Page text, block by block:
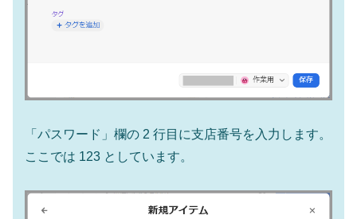
「パスワード」欄の 2 行目に支店番号を入力します。
ここでは 123 としています。